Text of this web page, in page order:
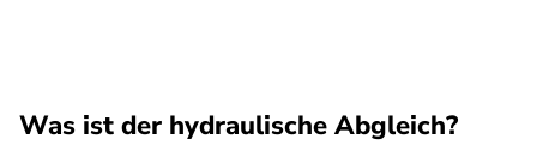
Was ist der hydraulische Abgleich?